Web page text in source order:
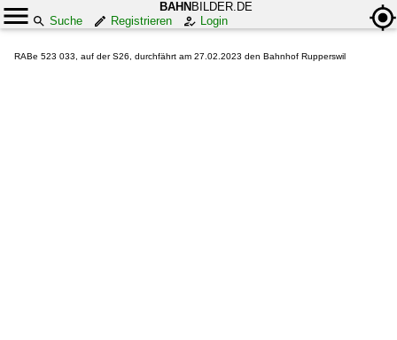
BAHN BILDER.DE
Suche
Registrieren Login
RABe 523 033, auf der S26, durchfährt am 27.02.2023 den Bahnhof Rupperswil